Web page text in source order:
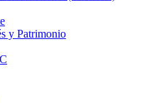
y Patrimonio